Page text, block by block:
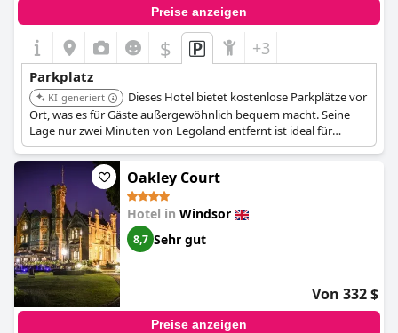
Preise anzeigen
$ +3
Parkplatz
KI-generiert
Dieses Hotel bietet kostenlose Parkplätze vor
Ort, was es für Gäste außergewöhnlich bequem macht. Seine
Lage nur zwei Minuten von Legoland entfernt ist ideal für
Familien, die die Attraktion besuchen.
Oakley Court
Hotel in Windsor
8,7 Sehr gut
Von 332 $
Preise anzeigen